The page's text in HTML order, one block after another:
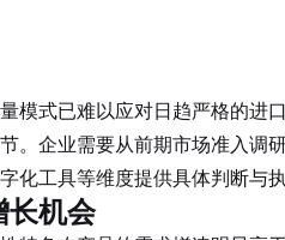
式已难以应对日趋严格的进口
。企业需要从前期市场准入
工具等维度提供具体判断与
长机会